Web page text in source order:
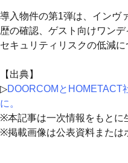
導入物件の第1弾は、インヴ
歴の確認、ゲスト向けワン
セキュリティリスクの低減に
【出典】
▷DOORCOMと
に。
※本記事は一次情報をもとに
※掲載画像は公表資料または